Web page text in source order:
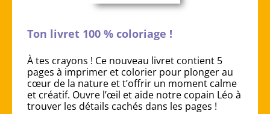
Ton livret 100 % coloriage !
À tes crayons ! Ce nouveau livret contient 5
pages à imprimer et colorier pour plonger au
cœur de la nature et t’offrir un moment calme
et créatif. Ouvre l’œil et aide notre copain Léo à
trouver les détails cachés dans les pages !